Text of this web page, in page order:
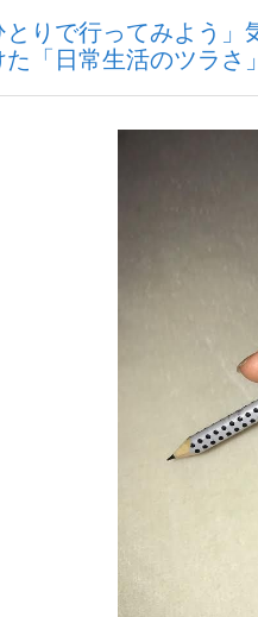
きなかったからと言って…」サ
とりで行ってみよう
「日常生活のツラさ」